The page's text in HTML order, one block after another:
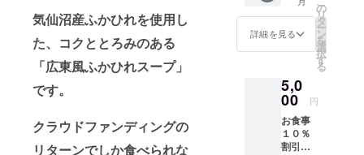
気仙沼産ふかひれを使用し
た、コクととろみのある
「広東風ふかひれスープ」
です。
クラウドファンディングの
リターンでしか食べられな
い。 １
会計に
つき１
す。
内お名
前掲載
養殖ワ
カメ発
祥の
船渡・
碁石海
岸の塩
蔵くき
ワカメ
＆塩蔵
詳細を見る
の
リ
タ
ー
ン
を
選
択
す
る
5,0
00 円
お食事
１０％
割引券